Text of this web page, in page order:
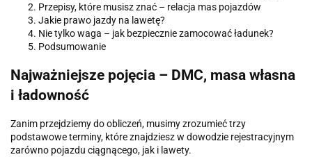
Przepisy, które musisz znać – relacja mas pojazdów
Jakie prawo jazdy na lawetę?
Nie tylko waga – jak bezpiecznie zamocować ładunek?
Podsumowanie
Najważniejsze pojęcia – DMC, masa własna
i ładowność
Zanim przejdziemy do obliczeń, musimy zrozumieć trzy
podstawowe terminy, które znajdziesz w dowodzie rejestracyjnym
zarówno pojazdu ciągnącego, jak i lawety.